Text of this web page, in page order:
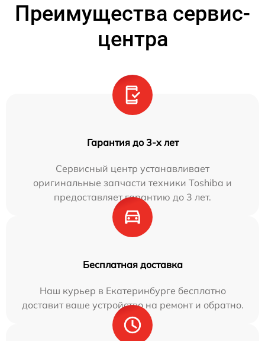
Преимущества сервис-
центра
Гарантия до 3-х лет
Сервисный центр устанавливает
оригинальные запчасти техники Toshiba и
предоставляет гарантию до 3 лет.
Бесплатная доставка
Наш курьер в Екатеринбурге бесплатно
доставит ваше устройство на ремонт и обратно.